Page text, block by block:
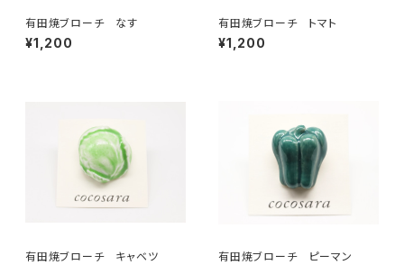
有田焼ブローチ なす
¥1,200
有田焼ブローチ トマト
¥1,200
有田焼ブローチ キャベツ 有田焼ブローチ ピーマン